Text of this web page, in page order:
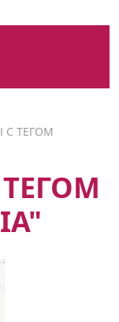
С ТЕГОМ